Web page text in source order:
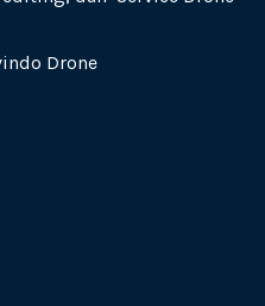
Drone